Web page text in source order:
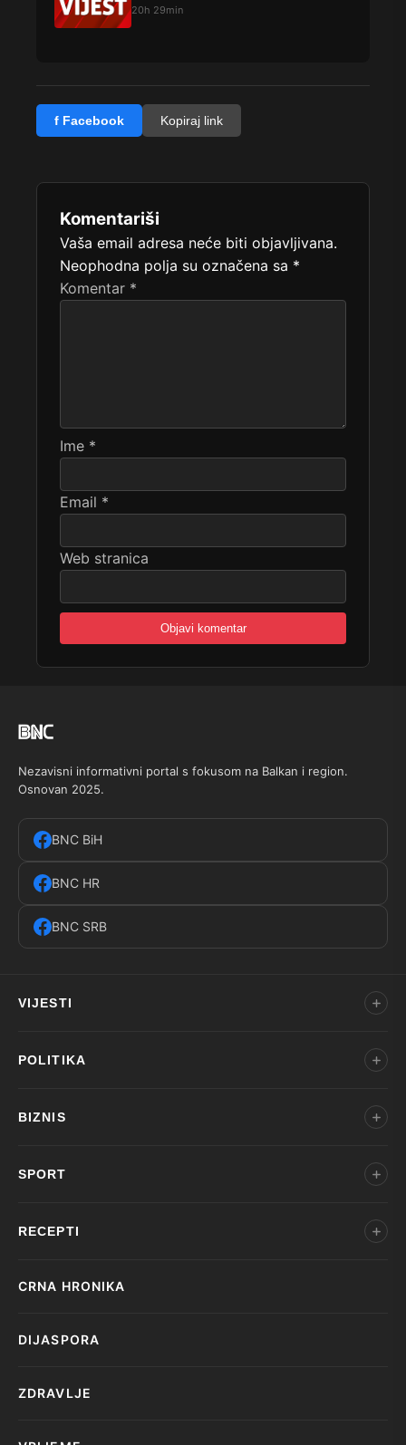
20h 29min
f Facebook Kopiraj link
Komentariši
Vaša email adresa neće biti objavljivana.
Neophodna polja su označena sa *
Komentar *
Ime *
Email *
Web stranica
Nezavisni informativni portal s fokusom na Balkan i region.
Osnovan 2025.
BNC BiH
BNC HR
BNC SRB
VIJESTI
POLITIKA
BIZNIS
SPORT
RECEPTI
CRNA HRONIKA
DIJASPORA
ZDRAVLJE